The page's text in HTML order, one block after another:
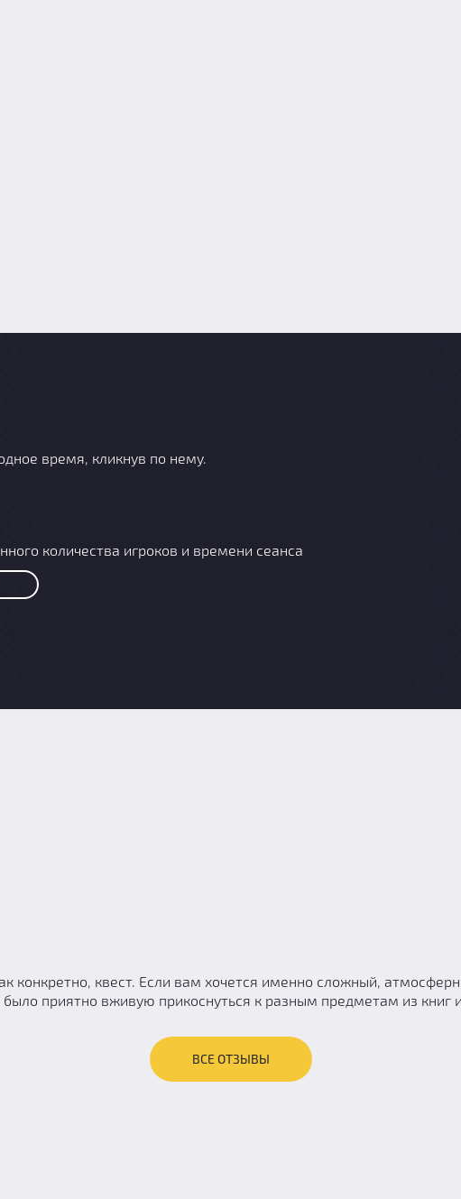
время, кликнув по нему.
количества игроков и времени сеанса
конкретно, квест. Если вам хочется именно сложный,
было приятно вживую прикоснуться к разным предметам из
ВСЕ ОТЗЫВЫ